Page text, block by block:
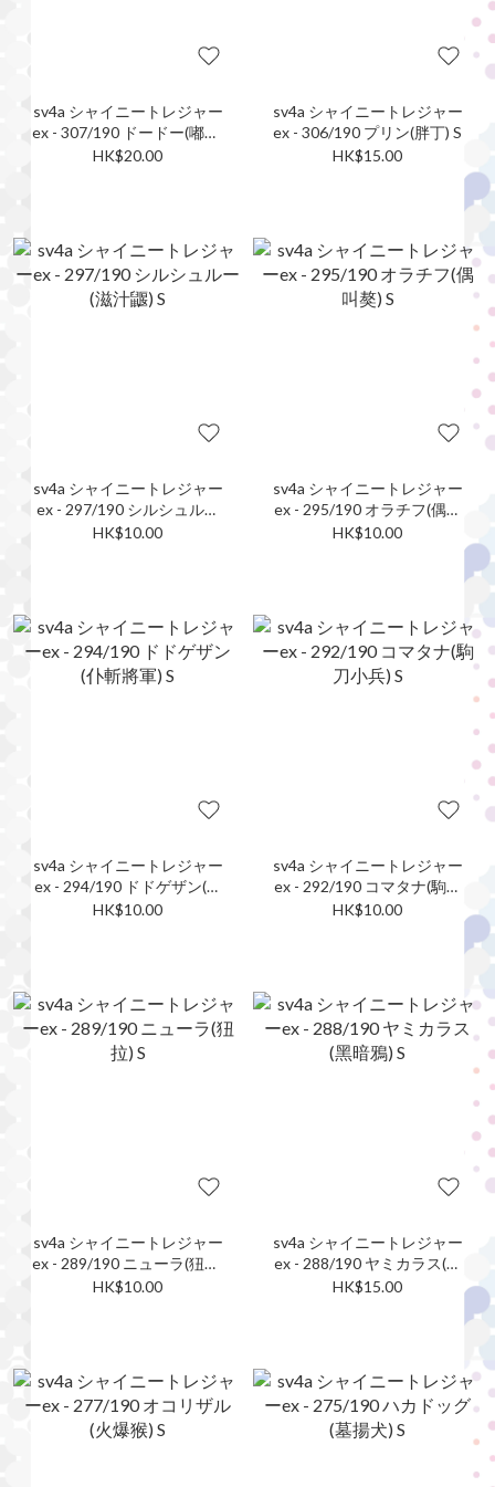
sv4a シャイニートレジャー
ex - 307/190 ドードー(嘟嘟)
S
HK$20.00
sv4a シャイニートレジャー
ex - 306/190 プリン(胖丁) S
HK$15.00
sv4a シャイニートレジャー
ex - 297/190 シルシュルー
(滋汁鼴) S
HK$10.00
sv4a シャイニートレジャー
ex - 295/190 オラチフ(偶叫
獒) S
HK$10.00
sv4a シャイニートレジャー
ex - 294/190 ドドゲザン(仆
斬將軍) S
HK$10.00
sv4a シャイニートレジャー
ex - 292/190 コマタナ(駒刀
小兵) S
HK$10.00
sv4a シャイニートレジャー
ex - 289/190 ニューラ(狃拉)
S
HK$10.00
sv4a シャイニートレジャー
ex - 288/190 ヤミカラス(黑
暗鴉) S
HK$15.00